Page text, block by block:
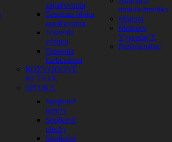
zapaľovania
Tesnenia bloku
zapaľovania
Tesnenia
výfuku
Tesnenia
karburátora
ROZVODOVÉ
REŤAZE
SPOJKA
Spojkové
lamely
Spojkové
plechy
Spojkové
motokozmetika
Magura
Motorex
Výpredaj!!!
Príslušenstvo